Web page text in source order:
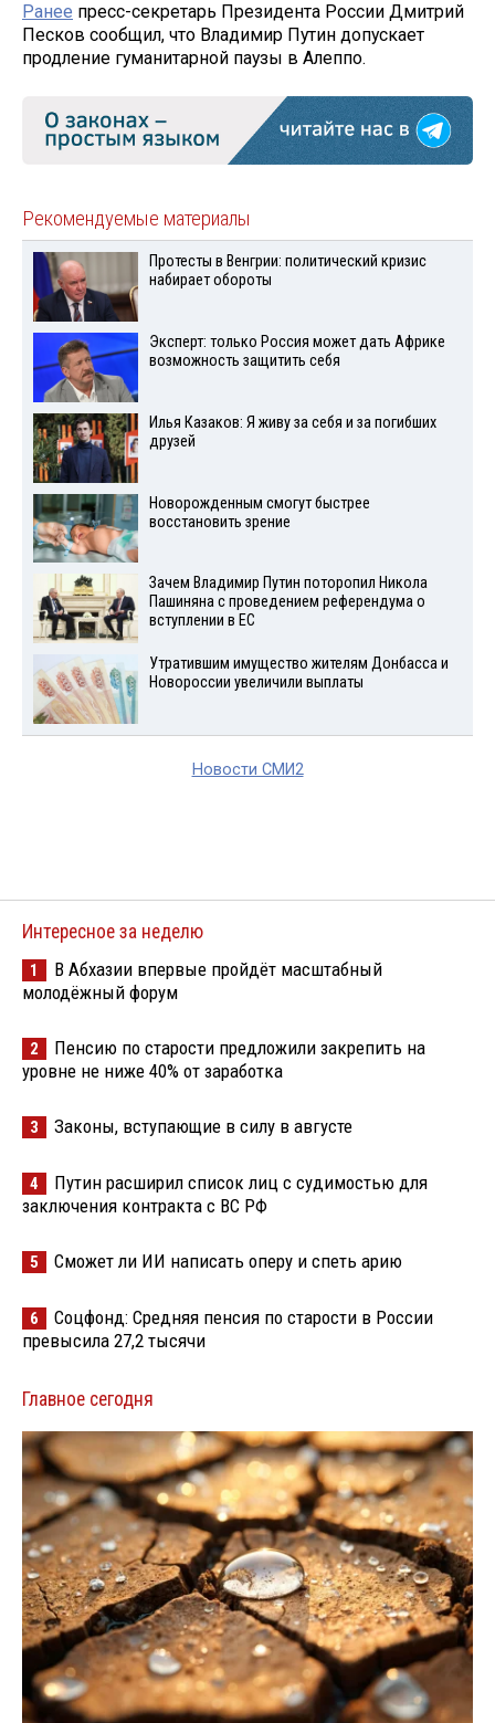
Ранее пресс-секретарь Президента России Дмитрий
Песков сообщил, что Владимир Путин допускает
продление гуманитарной паузы в Алеппо.
Рекомендуемые материалы
Протесты в Венгрии: политический кризис
набирает обороты
Эксперт: только Россия может дать Африке
возможность защитить себя
Илья Казаков: Я живу за себя и за погибших
друзей
Новорожденным смогут быстрее
восстановить зрение
Зачем Владимир Путин поторопил Никола
Пашиняна с проведением референдума о
вступлении в ЕС
Утратившим имущество жителям Донбасса и
Новороссии увеличили выплаты
Новости СМИ2
Интересное за неделю
1
В Абхазии впервые пройдёт масштабный
молодёжный форум
2
Пенсию по старости предложили закрепить на
уровне не ниже 40% от заработка
3 Законы, вступающие в силу в августе
4
Путин расширил список лиц с судимостью для
заключения контракта с ВС РФ
5 Сможет ли ИИ написать оперу и спеть арию
6
Соцфонд: Средняя пенсия по старости в России
превысила 27,2 тысячи
Главное сегодня